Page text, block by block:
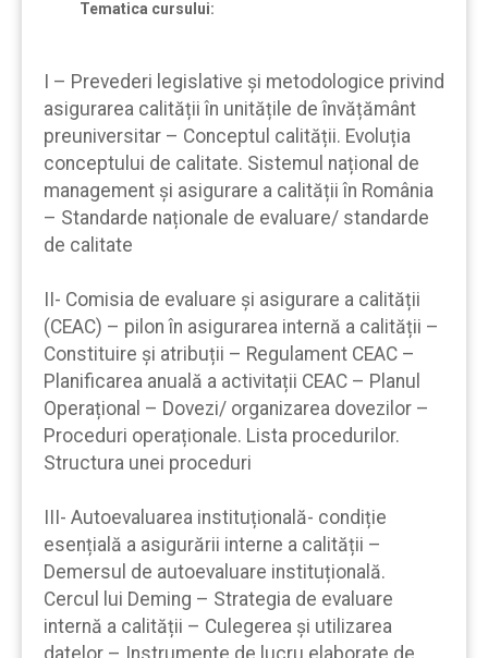
Tematica cursului:
I – Prevederi legislative și metodologice privind
asigurarea calității în unitățile de învățământ
preuniversitar – Conceptul calității. Evoluția
conceptului de calitate. Sistemul național de
management și asigurare a calității în România
– Standarde naționale de evaluare/ standarde
de calitate
II- Comisia de evaluare și asigurare a calității
(CEAC) – pilon în asigurarea internă a calității –
Constituire și atribuții – Regulament CEAC –
Planificarea anuală a activitații CEAC – Planul
Operațional – Dovezi/ organizarea dovezilor –
Proceduri operaționale. Lista procedurilor.
Structura unei proceduri
III- Autoevaluarea instituțională- condiție
esențială a asigurării interne a calității –
Demersul de autoevaluare instituțională.
Cercul lui Deming – Strategia de evaluare
internă a calității – Culegerea și utilizarea
datelor – Instrumente de lucru elaborate de